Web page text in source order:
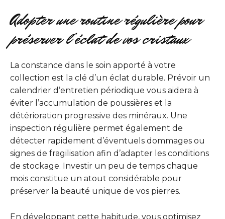
Adopter une routine régulière pour
préserver l’éclat de vos cristaux
La constance dans le soin apporté à votre
collection est la clé d’un éclat durable. Prévoir un
calendrier d’entretien périodique vous aidera à
éviter l’accumulation de poussières et la
détérioration progressive des minéraux. Une
inspection régulière permet également de
détecter rapidement d’éventuels dommages ou
signes de fragilisation afin d’adapter les conditions
de stockage. Investir un peu de temps chaque
mois constitue un atout considérable pour
préserver la beauté unique de vos pierres.
En développant cette habitude, vous optimisez